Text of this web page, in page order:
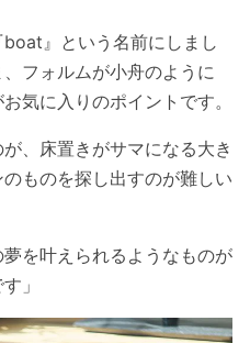
boat』という名前にしまし
フォルムが小舟のように
気に入りのポイントです。
、床置きがサマになる大き
ものを探し出すのが難しい
を叶えられるようなものが
」